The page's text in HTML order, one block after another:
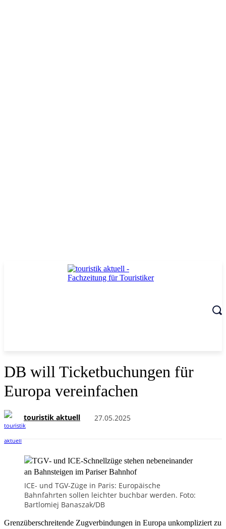
DB will Ticketbuchungen für
Europa vereinfachen
touristik aktuell 27.05.2025
ICE- und TGV-Züge in Paris: Europäische
Bahnfahrten sollen leichter buchbar werden. Foto:
Bartlomiej Banaszak/DB
Grenzüberschreitende Zugverbindungen in Europa unkompliziert zu